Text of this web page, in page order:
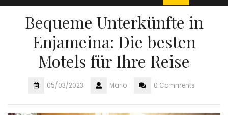
Button
Bequeme Unterkünfte in
Enjameina: Die besten
Motels für Ihre Reise
05/03/2023 Mario 0 Comments